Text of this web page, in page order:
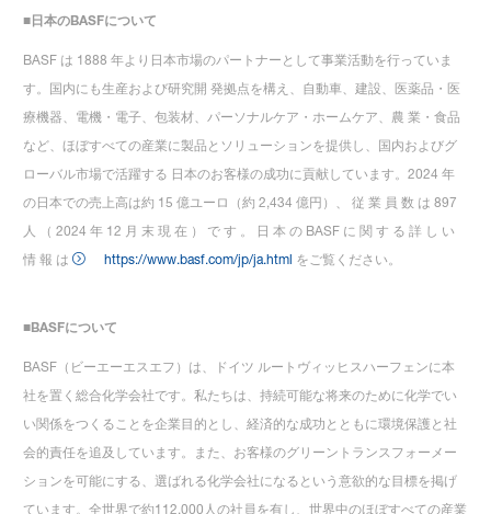
■日本のBASFについて
BASF は 1888 年より日本市場のパートナーとして事業活動を行っていま
す。国内にも生産および研究開 発拠点を構え、自動車、建設、医薬品・医
療機器、電機・電子、包装材、パーソナルケア・ホームケア、農 業・食品
など、ほぼすべての産業に製品とソリューションを提供し、国内およびグ
ローバル市場で活躍する 日本のお客様の成功に貢献しています。2024 年
の日本での売上高は約 15 億ユーロ（約 2,434 億円）、 従 業 員 数 は 897
人 （ 2024 年 12 月 末 現 在 ） で す 。 日 本 の BASF に 関 す る 詳 し い
情 報 は
https://www.basf.com/jp/ja.html をご覧ください。
■BASFについて
BASF（ビーエーエスエフ）は、ドイツ ルートヴィッヒスハーフェンに本
社を置く総合化学会社です。私たちは、持続可能な将来のために化学でい
い関係をつくることを企業目的とし、経済的な成功とともに環境保護と社
会的責任を追及しています。また、お客様のグリーントランスフォーメー
ションを可能にする、選ばれる化学会社になるという意欲的な目標を掲げ
ています。全世界で約112,000人の社員を有し、世界中のほぼすべての産業